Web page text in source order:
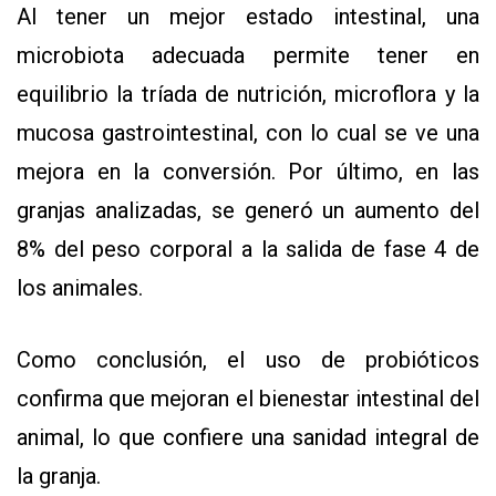
Al tener un mejor estado intestinal, una
microbiota adecuada permite tener en
equilibrio la tríada de nutrición, microflora y la
mucosa gastrointestinal, con lo cual se ve una
mejora en la conversión. Por último, en las
granjas analizadas, se generó un aumento del
8% del peso corporal a la salida de fase 4 de
los animales.
Como conclusión, el uso de probióticos
confirma que mejoran el bienestar intestinal del
animal, lo que confiere una sanidad integral de
la granja.